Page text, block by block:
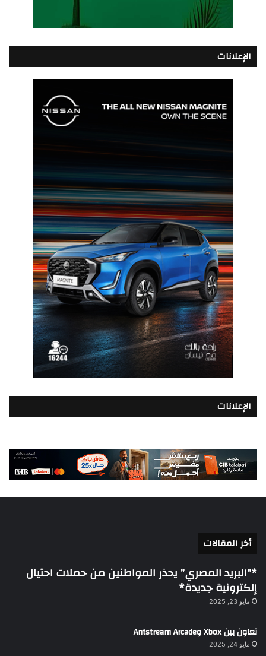
الإعلانات
الإعلانات
أخر المقالات
*”البريد المصري” يحذر المواطنين من حملات احتيال
إلكترونية جديدة*
مايو 23, 2025
تعاون بين Xbox وAntstream Arcade
مايو 24, 2025